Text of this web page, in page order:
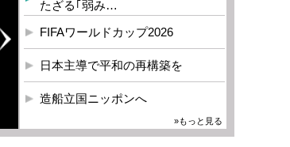
たざる｢弱み…
FIFAワールドカップ2026
日本主導で平和の再構築を
造船立国ニッポンへ
»もっと見る